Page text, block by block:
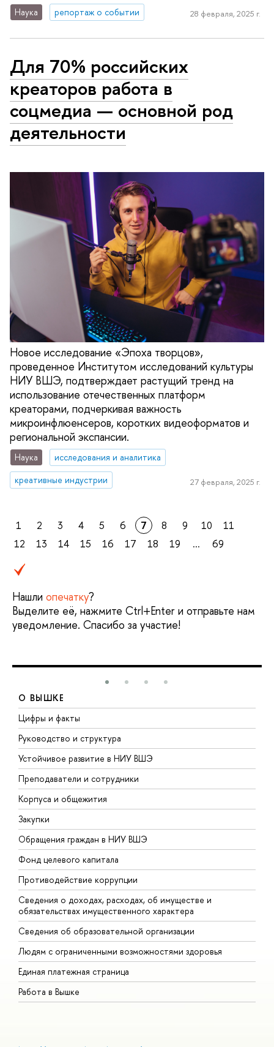
Наука репортаж о событии 28 февраля, 2025 г.
Для 70% российских
креаторов работа в
соцмедиа — основной род
деятельности
Новое исследование «Эпоха творцов»,
проведенное Институтом исследований культуры
НИУ ВШЭ, подтверждает растущий тренд на
использование отечественных платформ
креаторами, подчеркивая важность
микроинфлюенсеров, коротких видеоформатов и
региональной экспансии.
Наука
исследования и аналитика
креативные индустрии
27 февраля, 2025 г.
1 2 3 4 5 6 7 8 9 10
11
12
13 14 15 16 17 18 19 ... 69
Нашли опечатку?
Выделите её, нажмите Ctrl+Enter и отправьте нам
уведомление. Спасибо за участие!
О ВЫШКЕ
Цифры и факты
Руководство и структура
Устойчивое развитие в НИУ ВШЭ
Преподаватели и сотрудники
Корпуса и общежития
Закупки
Обращения граждан в НИУ ВШЭ
Фонд целевого капитала
Противодействие коррупции
Сведения о доходах, расходах, об имуществе и
обязательствах имущественного характера
Сведения об образовательной организации
Людям с ограниченными возможностями здоровья
Единая платежная страница
Работа в Вышке